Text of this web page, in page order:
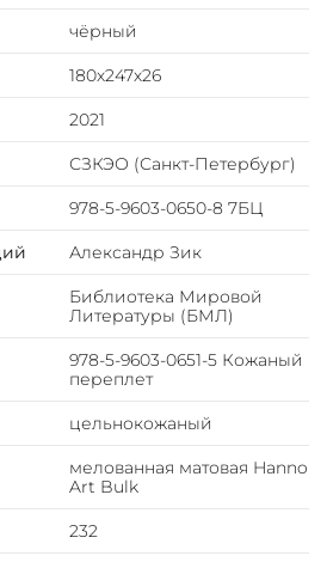
обработки.
торшонированием.
вставкой с полноцветной
чёрный
180х247х26
2021
СЗКЭО (Санкт-Петербург)
978-5-9603-0650-8 7БЦ
Александр Зик
Библиотека Мировой
Литературы (БМЛ)
978-5-9603-0651-5 Кожаный
переплет
цельнокожаный
мелованная матовая Hanno
Art Bulk
232